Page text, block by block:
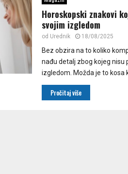
Horoskopski znakovi
svojim izgledom
od Urednik 18/08/2025
Bez obzira na to koliko
nađu detalj zbog kojeg nisu
izgledom. Možda je to kosa
Pročitaj više